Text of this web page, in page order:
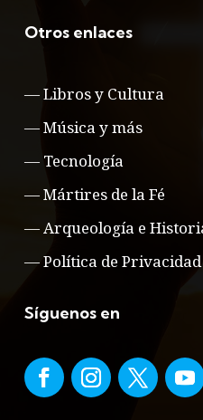
Otros enlaces
—Libros y Cultura
—Música y más
— Tecnología
—Mártires de la Fé
—Arqueología e
—Política de Privacidad
Síguenos en